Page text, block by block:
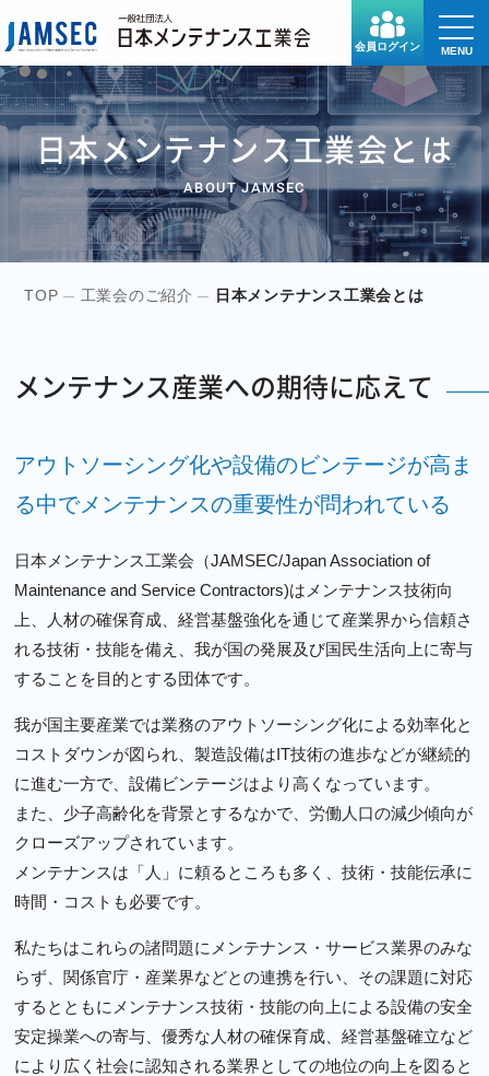
会員ログイン
toggle
MENU
日本メンテナンス工業会とは
ABOUT JAMSEC
TOP 工業会のご紹介 日本メンテナンス工業会とは
メンテナンス産業への期待に応えて
アウトソーシング化や設備のビンテージが高ま
る中でメンテナンスの重要性が問われている
日本メンテナンス工業会（JAMSEC/Japan Association of
Maintenance and Service Contractors)はメンテナンス技術向
上、人材の確保育成、経営基盤強化を通じて産業界から信頼さ
れる技術・技能を備え、我が国の発展及び国民生活向上に寄与
することを目的とする団体です。
我が国主要産業では業務のアウトソーシング化による効率化と
コストダウンが図られ、製造設備はIT技術の進歩などが継続的
に進む一方で、設備ビンテージはより高くなっています。
また、少子高齢化を背景とするなかで、労働人口の減少傾向が
クローズアップされています。
メンテナンスは「人」に頼るところも多く、技術・技能伝承に
時間・コストも必要です。
私たちはこれらの諸問題にメンテナンス・サービス業界のみな
らず、関係官庁・産業界などとの連携を行い、その課題に対応
するとともにメンテナンス技術・技能の向上による設備の安全
安定操業への寄与、優秀な人材の確保育成、経営基盤確立など
により広く社会に認知される業界としての地位の向上を図ると